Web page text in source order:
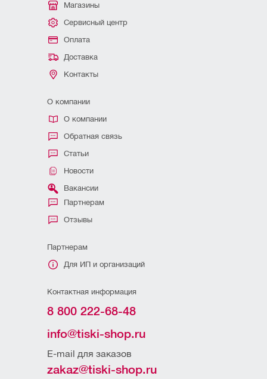
Магазины
Сервисный центр
Оплата
Доставка
Контакты
О компании
О компании
Обратная связь
Статьи
Новости
Вакансии
Партнерам
Отзывы
Партнерам
Для ИП и организаций
Контактная информация
8 800 222-68-48
info@tiski-shop.ru
E-mail для заказов
zakaz@tiski-shop.ru